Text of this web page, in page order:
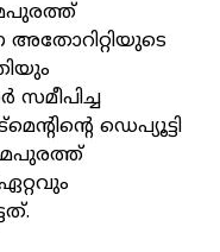
സമീപിച്ച
ഡെപ്യൂട്ടി